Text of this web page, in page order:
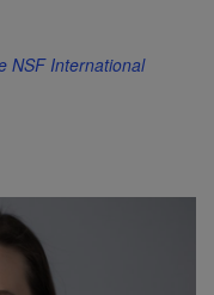
NSF International